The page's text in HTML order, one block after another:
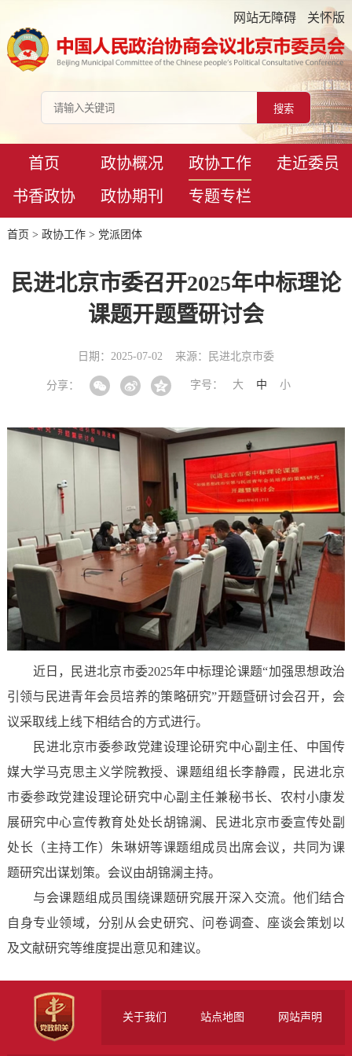
网站无障碍 关怀版
首页 政协概况 政协工作
走近委员
书香政协
政协期刊 专题专栏
首页 > 政协工作> 党派团体
民进北京市委召开2025年中标理论
课题开题暨研讨会
日期：2025-07-02 来源：民进北京市委
分享： 字号： 大 中 小
近日，民进北京市委2025年中标理论课题“加强思想政治
引领与民进青年会员培养的策略研究”开题暨研讨会召开，会
议采取线上线下相结合的方式进行。
民进北京市委参政党建设理论研究中心副主任、中国传
媒大学马克思主义学院教授、课题组组长李静霞，民进北京
市委参政党建设理论研究中心副主任兼秘书长、农村小康发
展研究中心宣传教育处处长胡锦澜、民进北京市委宣传处副
处长（主持工作）朱琳妍等课题组成员出席会议，共同为课
题研究出谋划策。会议由胡锦澜主持。
与会课题组成员围绕课题研究展开深入交流。他们结合
自身专业领域，分别从会史研究、问卷调查、座谈会策划以
及文献研究等维度提出意见和建议。
关于我们 站点地图 网站声明